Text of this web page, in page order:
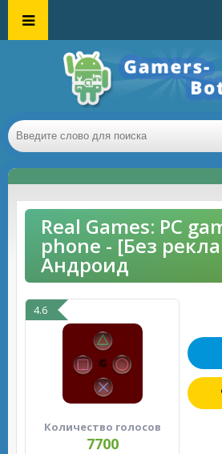
Real Games: PC
phone - [Без
Андроид
4.6
Количество голосов
7700